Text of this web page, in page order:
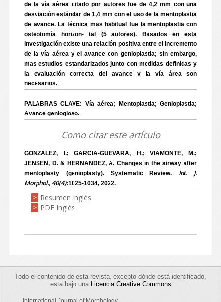
de la vía aérea citado por autores fue de 4,2 mm con una
desviación estándar de 1,4 mm con el uso de la mentoplastia
de avance. La técnica mas habitual fue la mentoplastia con
osteotomía horizon- tal (5 autores). Basados en esta
investigación existe una relación positiva entre el incremento
de la vía aérea y el avance con genioplastia; sin embargo,
mas estudios estandarizados junto con medidas definidas y
la evaluación correcta del avance y la vía área son
necesarios.
PALABRAS CLAVE: Vía aérea; Mentoplastia; Genioplastia;
Avance geniogloso.
Como citar este artículo
GONZALEZ, I.; GARCIA-GUEVARA, H.; VIAMONTE, M.;
JENSEN, D. & HERNANDEZ, A. Changes in the airway after
mentoplasty (genioplasty). Systematic Review. Int. J.
Morphol., 40(4):1025-1034, 2022.
> Resumen Inglés
> PDF Inglés
Todo el contenido de esta revista, excepto dónde está identificado,
esta bajo una Licencia Creative Commons
International Journal of Morphology